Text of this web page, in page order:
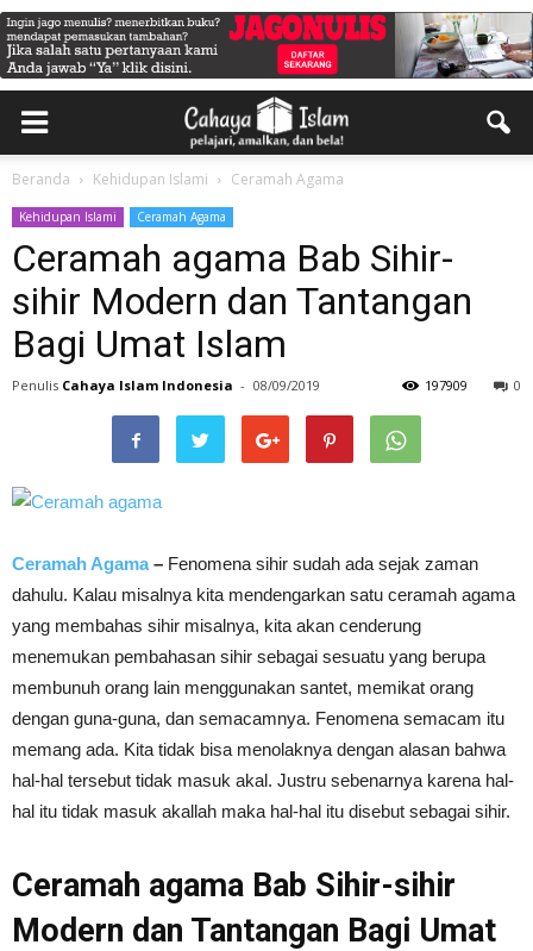
Beranda Kehidupan Islami Ceramah Agama
Kehidupan Islami Ceramah Agama
Ceramah agama Bab Sihir-
sihir Modern dan Tantangan
Bagi Umat Islam
Penulis Cahaya Islam Indonesia - 08/09/2019 0
197909
Ceramah Agama– Fenomena sihir sudah ada sejak zaman
dahulu. Kalau misalnya kita mendengarkan satu ceramah agama
yang membahas sihir misalnya, kita akan cenderung
menemukan pembahasan sihir sebagai sesuatu yang berupa
membunuh orang lain menggunakan santet, memikat orang
dengan guna-guna, dan semacamnya. Fenomena semacam itu
memang ada. Kita tidak bisa menolaknya dengan alasan bahwa
hal-hal tersebut tidak masuk akal. Justru sebenarnya karena hal-
hal itu tidak masuk akallah maka hal-hal itu disebut sebagai sihir.
Ceramah agama Bab Sihir-sihir
Modern dan Tantangan Bagi Umat